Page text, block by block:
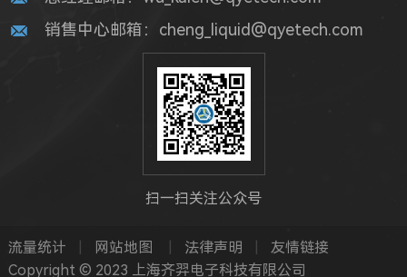
销售中心邮箱：cheng_liquid@qyetech.com
扫一扫关注公众号
流量统计 网站地图 法律声明
友情链接
Copyright © 2023 上海齐羿电子科技有限公司